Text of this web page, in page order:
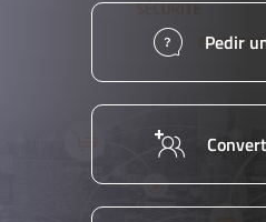
Pedir